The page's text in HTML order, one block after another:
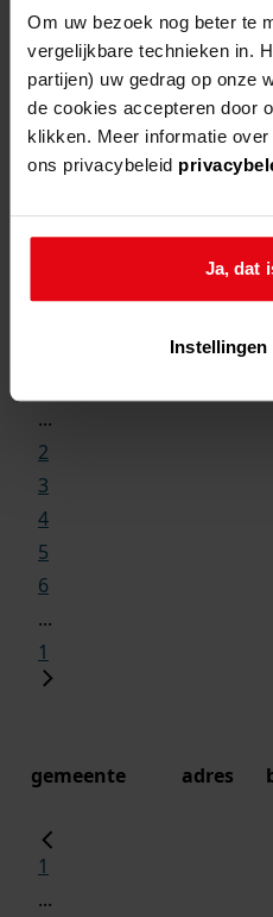
Om uw bezoek nog beter te
vergelijkbare technieken in.
partijen) uw gedrag op onze
de cookies accepteren door
klikken. Meer informatie
ons privacybeleid
Ja, dat
Instellingen
...
2
3
4
5
6
...
1
gemeente adres
1
...